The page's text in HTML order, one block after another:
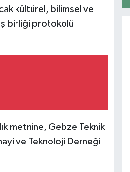
kültürel, bilimsel ve
birliği protokolü
metnine, Gebze Teknik
ve Teknoloji Derneği